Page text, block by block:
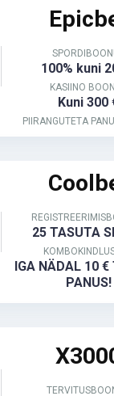
100% kuni
KASIINO
Kuni 300
PIIRANGUTETA
25 TASUTA
IGA NÄDAL 10 €
PANUS!